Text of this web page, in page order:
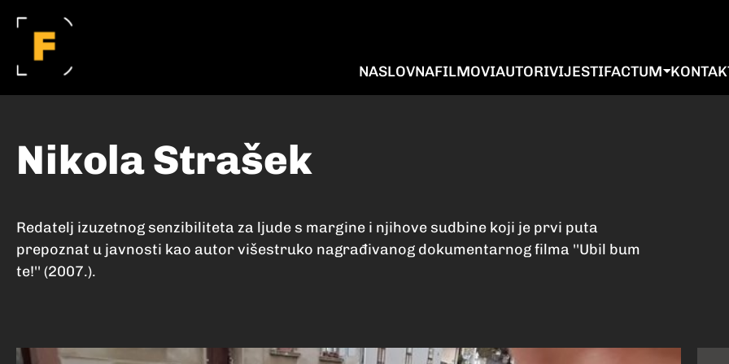
NASLOVNAFILMOVIAUTORIVIJESTIFACTUM
Nikola Strašek
Redatelj izuzetnog senzibiliteta za ljude s margine i njihove sudbine koji je prvi puta
prepoznat u javnosti kao autor višestruko nagrađivanog dokumentarnog filma ''Ubil bum
te!'' (2007.).